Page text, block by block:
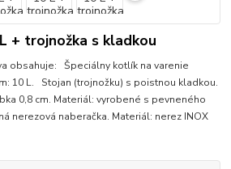
+ trojnožka s kladkou
obsahuje: Špeciálny kotlík na varenie
10 L. Stojan (trojnožku) s poistnou kladkou.
0,8 cm. Materiál: vyrobené s pevneného
nerezová naberačka. Materiál: nerez INOX